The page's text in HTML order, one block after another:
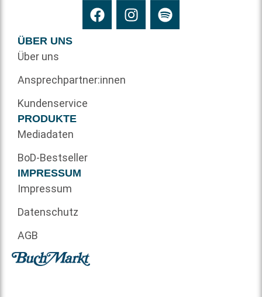
ÜBER UNS
Über uns
Ansprechpartner:innen
Kundenservice
PRODUKTE
Mediadaten
BoD-Bestseller
IMPRESSUM
Impressum
Datenschutz
AGB